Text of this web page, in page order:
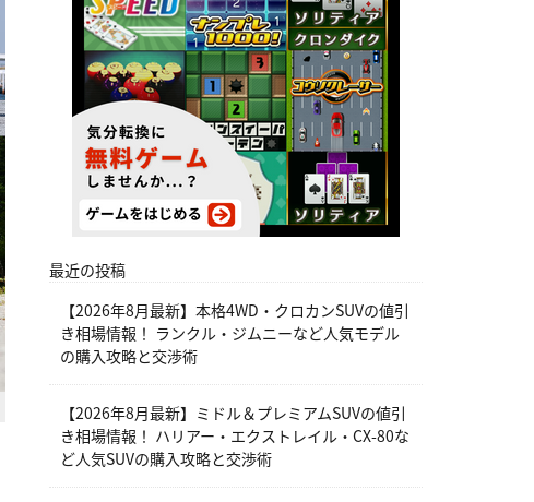
最近の投稿
【2026年8月最新】本格4WD・クロカンSUVの値引
き相場情報！ ランクル・ジムニーなど人気モデル
の購入攻略と交渉術
【2026年8月最新】ミドル＆プレミアムSUVの値引
き相場情報！ ハリアー・エクストレイル・CX-80な
ど人気SUVの購入攻略と交渉術